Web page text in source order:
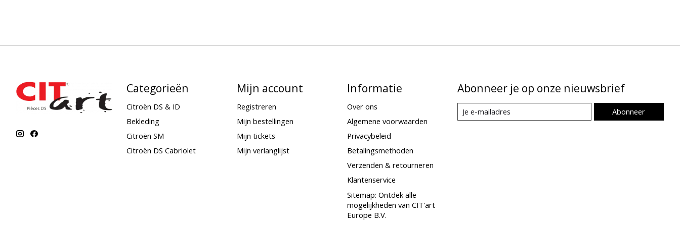
Categorieën
Citroën DS & ID
Bekleding
Citroën SM
Citroën DS Cabriolet
Mijn account
Registreren
Mijn bestellingen
Mijn tickets
Mijn verlanglijst
Informatie
Over ons
Algemene voorwaarden
Privacybeleid
Betalingsmethoden
Verzenden & retourneren
Klantenservice
Sitemap: Ontdek alle
mogelijkheden van CIT'art
Europe B.V.
Abonneer je op onze nieuwsbrief
Abonneer